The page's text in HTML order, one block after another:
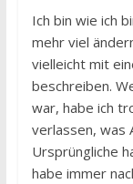
Ich bin wie ich
mehr viel
vielleicht mit
beschreiben.
war, habe ich
verlassen, was
Ursprüngliche
habe immer